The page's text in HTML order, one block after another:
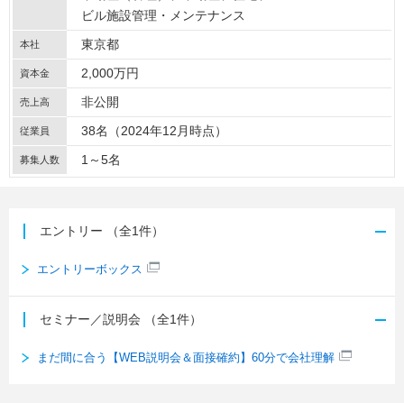
ビル施設管理・メンテナンス
本社 東京都
資本金 2,000万円
売上高 非公開
従業員 38名（2024年12月時点）
募集人数 1～5名
エントリー （全1件）
エントリーボックス
セミナー／説明会 （全1件）
まだ間に合う【WEB説明会＆面接確約】60分で会社理解